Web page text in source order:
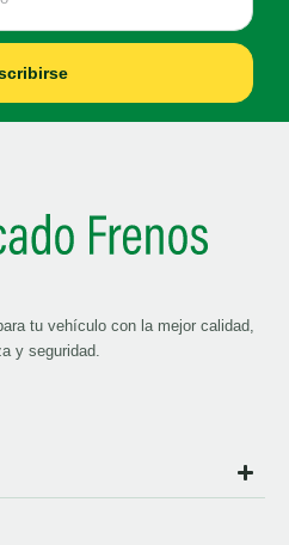
tu vehículo con la mejor calidad,
y seguridad.